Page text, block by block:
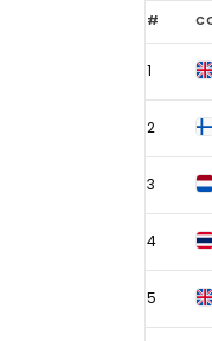
Uitslag
1
GP
2020
#
1
2
3
4
5